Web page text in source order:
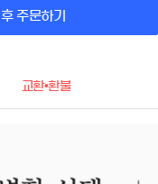
주문하기
교환•환불